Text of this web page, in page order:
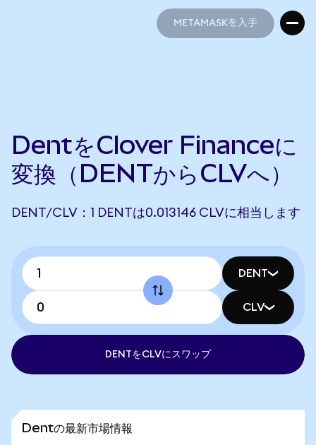
METAMASKを入手
DentをClover Financeに
変換（DENTからCLVへ）
DENT/CLV：1 DENTは0.013146 CLVに相当します
DENT
CLV
DENTをCLVにスワップ
Dentの最新市場情報